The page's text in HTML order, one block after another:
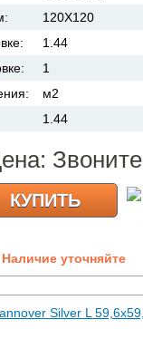
120X120
1.44
1
м2
1.44
Звоните
КУПИТЬ
Наличие уточняйте